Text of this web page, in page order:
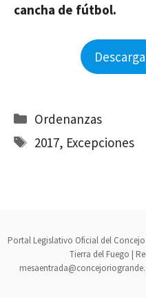
cancha de fútbol.
Categorías
Ordenanzas
Etiquetas
2017, Excepciones
Portal Legislativo Oficial del Concejo
Tierra del Fuego |